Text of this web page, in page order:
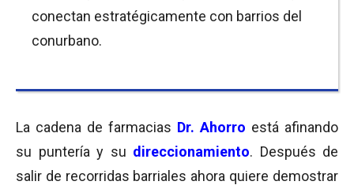
conectan estratégicamente con barrios del
conurbano.
La cadena de farmacias Dr. Ahorro está afinando
su puntería y su direccionamiento. Después de
salir de recorridas barriales ahora quiere demostrar